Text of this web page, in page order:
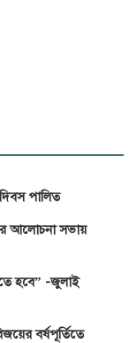
পালিত
আলোচনা সভায়
হবে” -জুলাই
বর্ষপূর্তিতে